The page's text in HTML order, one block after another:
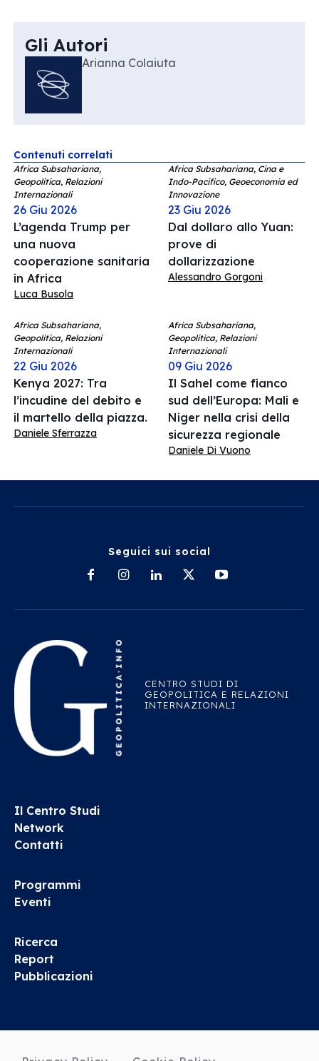
Gli Autori
Arianna Colaiuta
Contenuti correlati
Africa Subsahariana,
Geopolitica, Relazioni
Internazionali
26 Giu 2026
L’agenda Trump per
una nuova
cooperazione sanitaria
in Africa
Luca Busola
Africa Subsahariana, Cina e
Indo-Pacifico, Geoeconomia ed
Innovazione
23 Giu 2026
Dal dollaro allo Yuan:
prove di
dollarizzazione
Alessandro Gorgoni
Africa Subsahariana,
Geopolitica, Relazioni
Internazionali
22 Giu 2026
Kenya 2027: Tra
l’incudine del debito e
il martello della piazza.
Daniele Sferrazza
Africa Subsahariana,
Geopolitica, Relazioni
Internazionali
09 Giu 2026
Il Sahel come fianco
sud dell’Europa: Mali e
Niger nella crisi della
sicurezza regionale
Daniele Di Vuono
Seguici sui social
CENTRO STUDI DI
GEOPOLITICA E RELAZIONI
INTERNAZIONALI
Il Centro Studi
Network
Contatti
Programmi
Eventi
Ricerca
Report
Pubblicazioni